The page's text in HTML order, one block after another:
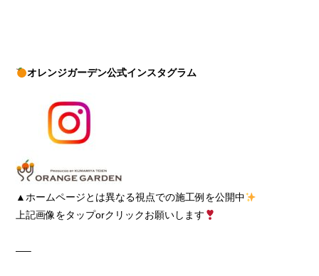
オレンジガーデン公式インスタグラム
▲ホームページとは異なる視点での施工例を公開中
上記画像をタップorクリックお願いします
—–